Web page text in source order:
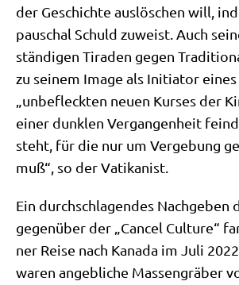
der Geschich­te aus­lö­schen will,
pau­schal Schuld zuweist. Auch
stän­di­gen Tira­den gegen
zu sei­nem Image als Initia­tor
„unbe­fleck­ten neu­en Kur­ses der
einer dunk­len Ver­gan­gen­heit
steht, für die nur um Ver­ge­bung
muß“, so der Vatikanist.
Ein durch­schla­gen­des Nach­ge­ben
gegen­über der „Can­cel Cul­tu­re“
ner Rei­se nach Kana­da im Juli
waren angeb­li­che Mas­sen­grä­ber